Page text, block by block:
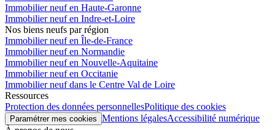
Immobilier neuf en Haute-Garonne
Immobilier neuf en Indre-et-Loire
Nos biens neufs par région
Immobilier neuf en Île-de-France
Immobilier neuf en Normandie
Immobilier neuf en Nouvelle-Aquitaine
Immobilier neuf en Occitanie
Immobilier neuf dans le Centre Val de Loire
Ressources
Protection des données personnellesPolitique des cookies
Paramétrer mes cookies Mentions légalesAccessibilité numérique